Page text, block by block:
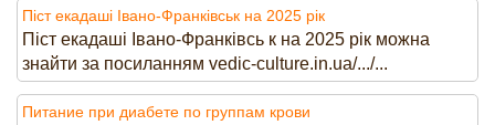
Піст екадаші Івано-Франківськ на 2025 рік
Піст екадаші Івано-Франківсь к на 2025 рік можна
знайти за посиланням vedic-culture.in.ua/.../...
Питание при диабете по группам крови